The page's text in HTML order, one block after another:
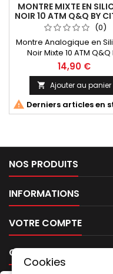
MONTRE MIXTE EN
NOIR 10 ATM Q&Q BY
VP02J002-238
(0)
Montre Analogique en
Noir Mixte 10 ATM Q&Q
Citizen
Japon. Silicone
Watch Black Analogue 10
Q&Q By
Citizen
Japan
14,90 €
 Ajouter au panier
 Derniers articles en
NOS PRODUITS
INFORMATIONS
VOTRE COMPTE
CONTACT
Cookies